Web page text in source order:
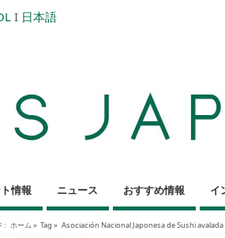
I 日本語
情報 ニュース おすすめ情報 イ
: ホーム » Tag » Asociación Nacional Japonesa de Sushi